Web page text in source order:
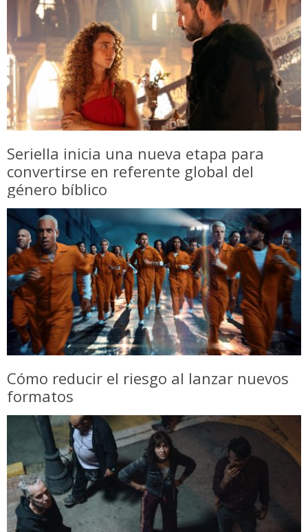
Seriella inicia una nueva etapa para
convertirse en referente global del
género bíblico
Cómo reducir el riesgo al lanzar nuevos
formatos